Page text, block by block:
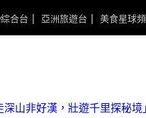
合台 亞洲旅遊台 美食星球
山非好漢，壯遊千里探秘境